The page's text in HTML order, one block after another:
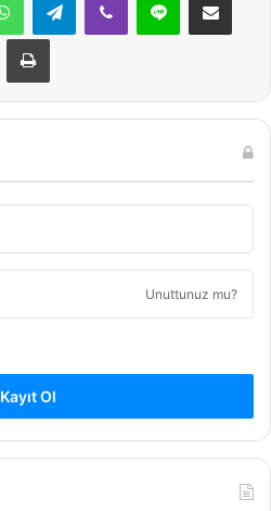
Yazdır
Unuttunuz mu?
Kayıt Ol